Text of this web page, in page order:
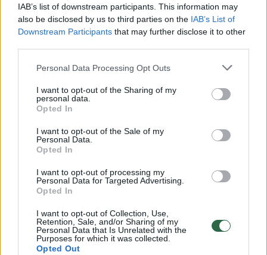
IAB’s list of downstream participants. This information may
also be disclosed by us to third parties on the IAB’s List of
Downstream Participants that may further disclose it to other
Personal Data Processing Opt Outs
I want to opt-out of the Sharing of my
personal data.
Opted In
I want to opt-out of the Sale of my
Personal Data.
Opted In
I want to opt-out of processing my
Personal Data for Targeted Advertising.
Opted In
I want to opt-out of Collection, Use,
Retention, Sale, and/or Sharing of my
Personal Data that Is Unrelated with the
Purposes for which it was collected.
Opted Out
Komisija 2019 metų liepą sandorį su „Alvora“
leido pasirašyti „su labai aiškiomis
rekomendacijomis dėl galimų rizikų
dirbo Baltarusijoje ir Kaliningrado srityje, čia ji
turėjo antrines įmones.
sankcijos Rusijai
Rodyti daugiau žymių
Komentuoti po šiuo straipsniu